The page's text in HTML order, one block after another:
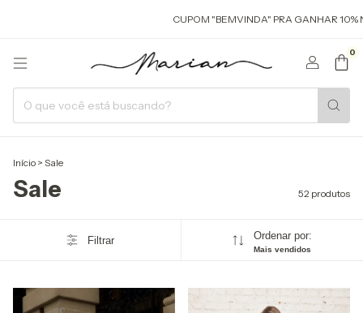
CUPOM "BEMVINDA" PRA GANHAR 10% NA SUA
0
Início > Sale
Sale 52 produtos
Filtrar Ordenar por:
Mais vendidos